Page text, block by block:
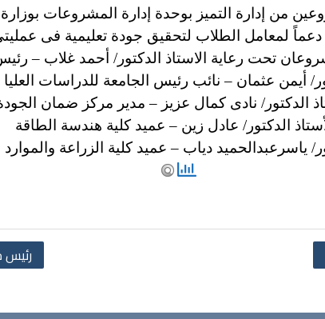
من إدارة التميز بوحدة إدارة المشروعات بوزارة
لمعامل الطلاب لتحقيق جودة تعليمية فى عمليتى
تحت رعاية الاستاذ الدكتور/ أحمد غلاب –
أيمن عثمان – نائب رئيس الجامعة للدراسات
الدكتور/ نادى كمال عزيز – مدير مركز ضمان
الدكتور/ عادل زين – عميد كلية هندسة الطاقة
ياسرعبدالحميد دياب – عميد كلية الزراعة والموارد
رئيس